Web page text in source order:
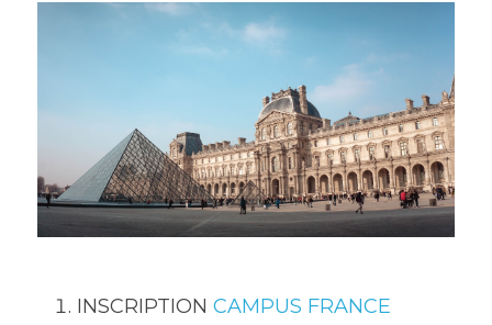
Espace abonné
INSCRIPTION CAMPUS FRANCE